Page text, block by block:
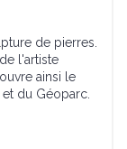
de pierres.
l'artiste
ainsi le
du Géoparc.